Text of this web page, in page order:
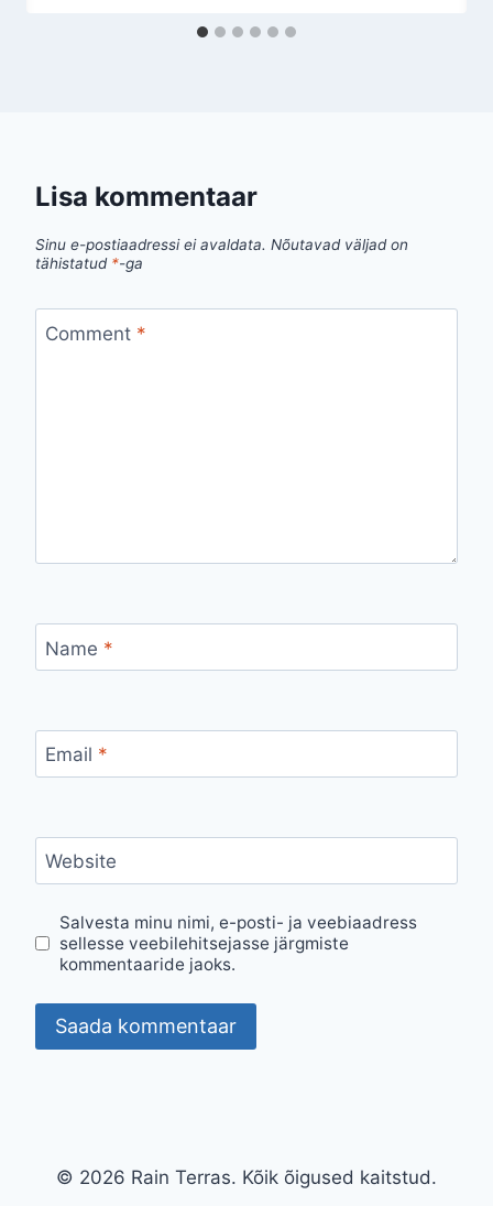
Lisa kommentaar
Sinu e-postiaadressi ei avaldata. Nõutavad väljad on
tähistatud *-ga
Comment *
Name *
Email *
Website
Salvesta minu nimi, e-posti- ja veebiaadress
sellesse veebilehitsejasse järgmiste
kommentaaride jaoks.
© 2026 Rain Terras. Kõik õigused kaitstud.